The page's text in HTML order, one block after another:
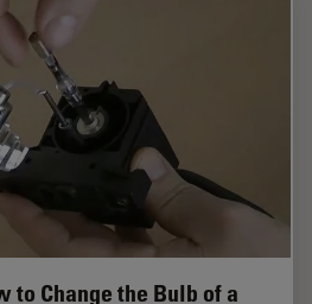
to Change the Bulb of a